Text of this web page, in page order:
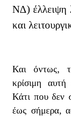
ΝΔ) έλλειψη
και
Και όντως,
κρίσιμη
Κάτι που δεν
έως σήμερα,